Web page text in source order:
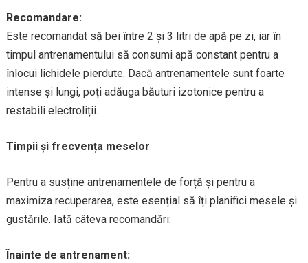
Recomandare:
Este recomandat să bei între 2 și 3 litri de apă pe zi, iar în
timpul antrenamentului să consumi apă constant pentru a
înlocui lichidele pierdute. Dacă antrenamentele sunt foarte
intense și lungi, poți adăuga băuturi izotonice pentru a
restabili electroliții.
Timpii și frecvența meselor
Pentru a susține antrenamentele de forță și pentru a
maximiza recuperarea, este esențial să îți planifici mesele și
gustările. Iată câteva recomandări:
Înainte de antrenament: